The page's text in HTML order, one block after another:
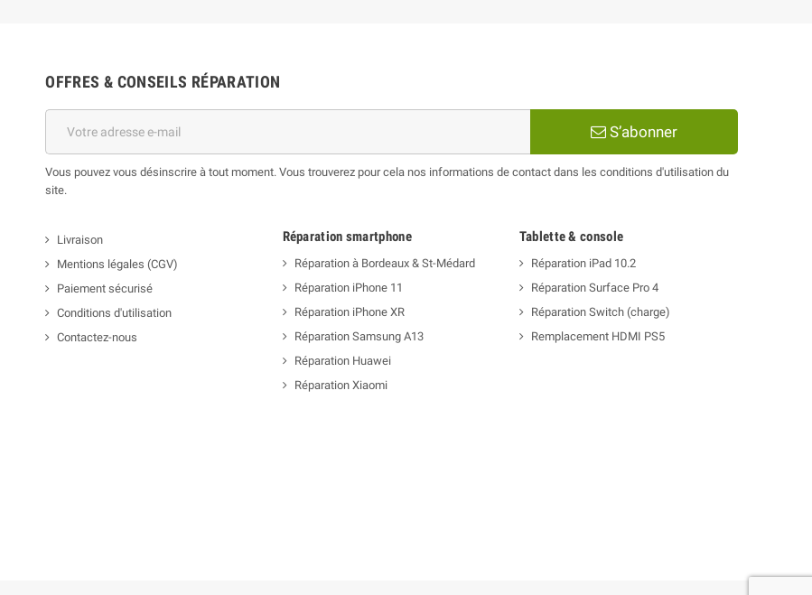
OFFRES & CONSEILS RÉPARATION
S’abonner
Vous pouvez vous désinscrire à tout moment. Vous trouverez pour cela nos informations de contact dans les conditions d'utilisation du
site.
Livraison
Mentions légales (CGV)
Paiement sécurisé
Conditions d'utilisation
Contactez-nous
Réparation smartphone
Réparation à Bordeaux & St-Médard
Réparation iPhone 11
Réparation iPhone XR
Réparation Samsung A13
Réparation Huawei
Réparation Xiaomi
Tablette & console
Réparation iPad 10.2
Réparation Surface Pro 4
Réparation Switch (charge)
Remplacement HDMI PS5